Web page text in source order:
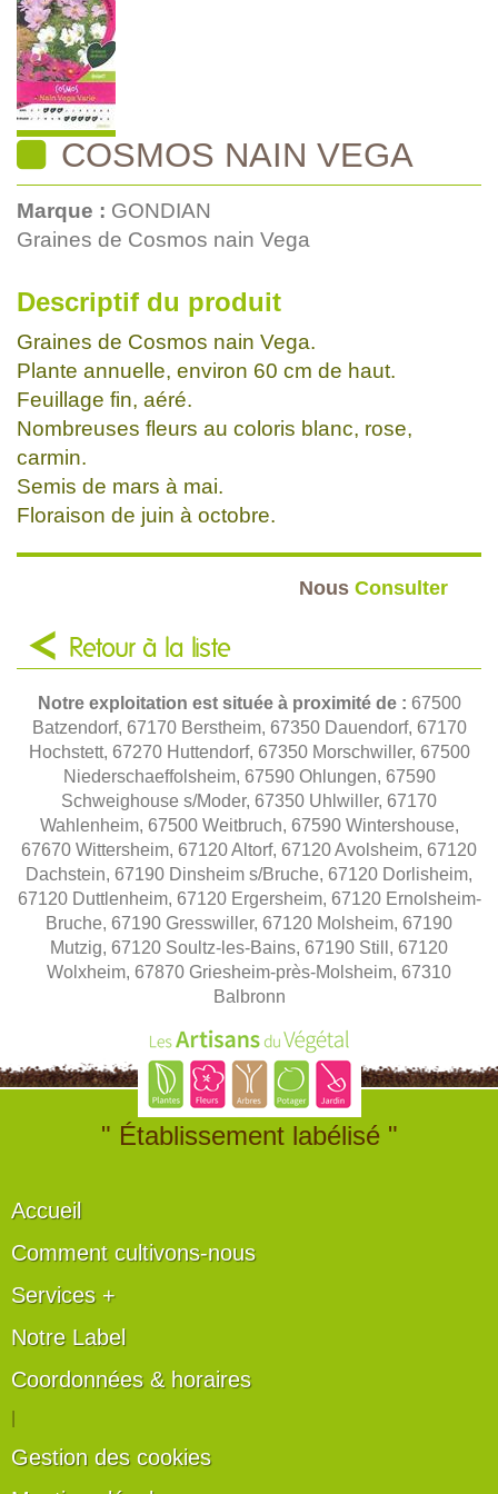
COSMOS NAIN VEGA
Marque : GONDIAN
Graines de Cosmos nain Vega
Descriptif du produit
Graines de Cosmos nain Vega.
Plante annuelle, environ 60 cm de haut.
Feuillage fin, aéré.
Nombreuses fleurs au coloris blanc, rose,
carmin.
Semis de mars à mai.
Floraison de juin à octobre.
Nous Consulter
Retour à la liste
Notre exploitation est située à proximité de : 67500
Batzendorf, 67170 Berstheim, 67350 Dauendorf, 67170
Hochstett, 67270 Huttendorf, 67350 Morschwiller, 67500
Niederschaeffolsheim, 67590 Ohlungen, 67590
Schweighouse s/Moder, 67350 Uhlwiller, 67170
Wahlenheim, 67500 Weitbruch, 67590 Wintershouse,
67670 Wittersheim, 67120 Altorf, 67120 Avolsheim, 67120
Dachstein, 67190 Dinsheim s/Bruche, 67120 Dorlisheim,
67120 Duttlenheim, 67120 Ergersheim, 67120 Ernolsheim-
Bruche, 67190 Gresswiller, 67120 Molsheim, 67190
Mutzig, 67120 Soultz-les-Bains, 67190 Still, 67120
Wolxheim, 67870 Griesheim-près-Molsheim, 67310
Balbronn
" Établissement labélisé "
Accueil
Comment cultivons-nous
Services +
Notre Label
Coordonnées & horaires
Gestion des cookies